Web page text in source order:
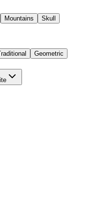
Mountains
Skull
Geometric